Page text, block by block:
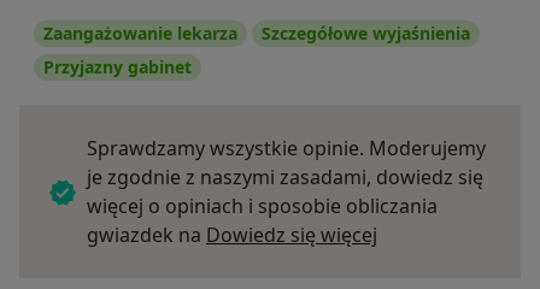
Zaangażowanie lekarza
Szczegółowe wyjaśnienia
Przyjazny gabinet
Sprawdzamy wszystkie opinie. Moderujemy
je zgodnie z naszymi zasadami, dowiedz się
więcej o opiniach i sposobie obliczania
gwiazdek na Dowiedz się więcej